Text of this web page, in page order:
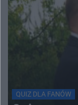
QUIZ DLA FANÓW